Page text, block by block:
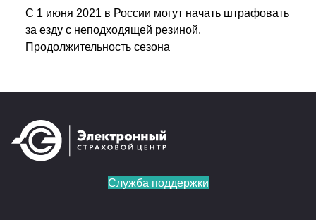
С 1 июня 2021 в России могут начать штрафовать
за езду с неподходящей резиной.
Продолжительность сезона
Служба поддержки